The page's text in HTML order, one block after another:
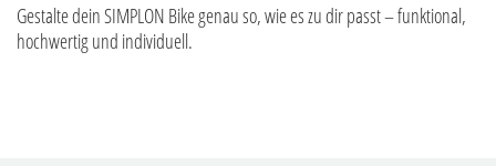
Gestalte dein SIMPLON Bike genau so, wie es zu dir passt – funktional,
hochwertig und individuell.